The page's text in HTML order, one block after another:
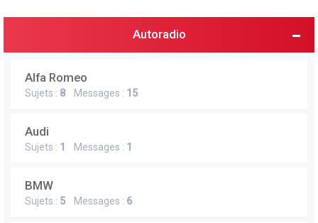
Autoradio
Alfa Romeo
Sujets : 8 Messages : 15
Audi
Sujets : 1 Messages : 1
BMW
Sujets : 5 Messages : 6